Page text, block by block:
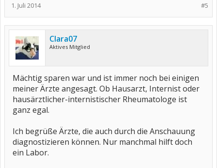
#5
1. Juli 2014
Clara07
Aktives Mitglied
Mächtig sparen war und ist immer noch bei einigen
meiner Ärzte angesagt. Ob Hausarzt, Internist oder
hausärztlicher-internistischer Rheumatologe ist
ganz egal.
Ich begrüße Ärzte, die auch durch die Anschauung
diagnostizieren können. Nur manchmal hilft doch
ein Labor.